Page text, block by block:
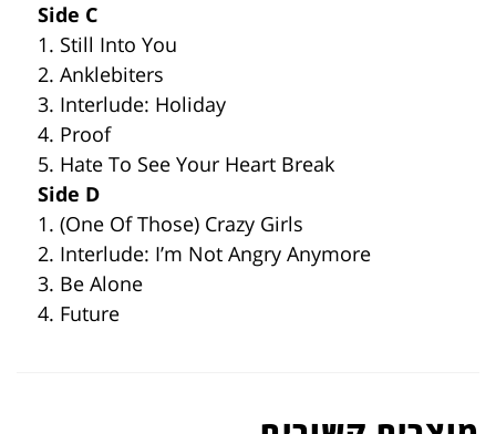
Side C
1. Still Into You
2. Anklebiters
3. Interlude: Holiday
4. Proof
5. Hate To See Your Heart Break
Side D
1. (One Of Those) Crazy Girls
2. Interlude: I’m Not Angry Anymore
3. Be Alone
4. Future